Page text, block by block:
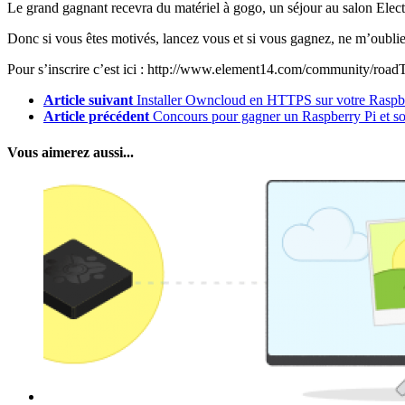
Le grand gagnant recevra du matériel à gogo, un séjour au salon
Donc si vous êtes motivés, lancez vous et si vous gagnez, ne
Pour s’inscrire c’est ici : http://www.element14.com/community/
Article suivant Installer Owncloud en HTTPS sur votre
Article précédent Concours pour gagner un Raspberry Pi et
Vous aimerez aussi...